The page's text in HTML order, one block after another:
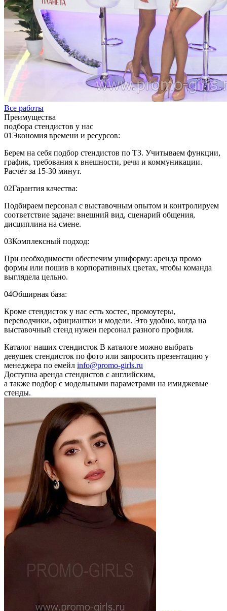
Все работы
Преимущества
подбора стендистов у нас
01Экономия времени и ресурсов:
Берем на себя подбор стендистов по ТЗ. Учитываем функции,
график, требования к внешности, речи и коммуникации.
Расчёт за 15-30 минут.
02Гарантия качества:
Подбираем персонал с выставочным опытом и контролируем
соответствие задаче: внешний вид, сценарий общения,
дисциплина на смене.
03Комплексный подход:
При необходимости обеспечим униформу: аренда промо
формы или пошив в корпоративных цветах, чтобы команда
выглядела цельно.
04Обширная база:
Кроме стендисток у нас есть хостес, промоутеры,
переводчики, официантки и модели. Это удобно, когда на
выставочный стенд нужен персонал разного профиля.
Каталог наших стендисток В каталоге можно выбрать
девушек стендисток по фото или запросить презентацию у
менеджера по емейл info@promo-girls.ru
Доступна аренда стендистов с английским,
а также подбор с модельными параметрами на имиджевые
стенды.